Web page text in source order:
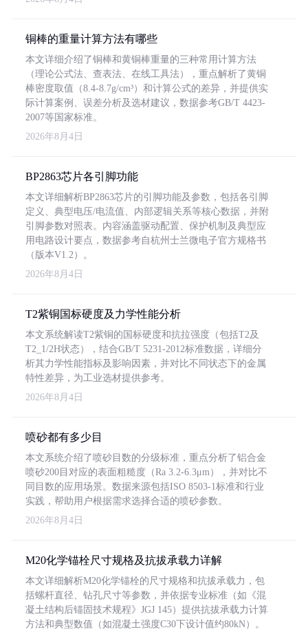
铜棒的重量计算方法有哪些
本文详细介绍了铜棒和黄铜棒重量的三种常用计算方法
（理论公式法、查表法、在线工具法），重点解析了黄铜
棒密度取值（8.4-8.7g/cm³）和计算公式的差异，并提供实
际计算案例、误差分析及选材建议，数据参考GB/T 4423-
2007等国家标准。
2026年8月4日
BP2863芯片各引脚功能
本文详细解析BP2863芯片的引脚功能及参数，包括各引脚
定义、典型电压/电流值、内部逻辑关系等核心数据，并附
引脚参数对照表。内容涵盖驱动配置、保护机制及典型应
用电路设计要点，数据参考自杭州士兰微电子官方规格书
（版本V1.2）。
2026年8月4日
T2紫铜国标硬度及力学性能分析
本文系统解读T2紫铜的国标硬度和抗拉强度（包括T2及
T2_1/2H状态），结合GB/T 5231-2012标准数据，详细分
析其力学性能指标及影响因素，并对比不同状态下的金属
特性差异，为工业选材提供参考。
2026年8月4日
喷砂都有多少目
本文系统介绍了喷砂目数的分级标准，重点分析了铝合金
喷砂200目对应的表面粗糙度（Ra 3.2-6.3μm），并对比不
同目数的应用场景。数据来源包括ISO 8503-1标准和行业
实践，帮助用户根据需求选择合适的喷砂参数。
2026年8月4日
M20化学锚栓尺寸规格及抗拔承载力详解
本文详细解析M20化学锚栓的尺寸规格和抗拔承载力，包
括螺杆直径、钻孔尺寸等参数，并依据专业标准（如《混
凝土结构后锚固技术规程》JGJ 145）提供抗拔承载力计算
方法和典型数值（如混凝土强度C30下设计值约80kN）。